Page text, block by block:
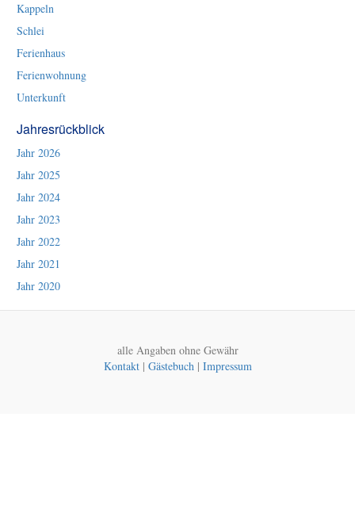
Kappeln
Schlei
Ferienhaus
Ferienwohnung
Unterkunft
Jahresrückblick
Jahr 2026
Jahr 2025
Jahr 2024
Jahr 2023
Jahr 2022
Jahr 2021
Jahr 2020
alle Angaben ohne Gewähr
Kontakt| Gästebuch| Impressum